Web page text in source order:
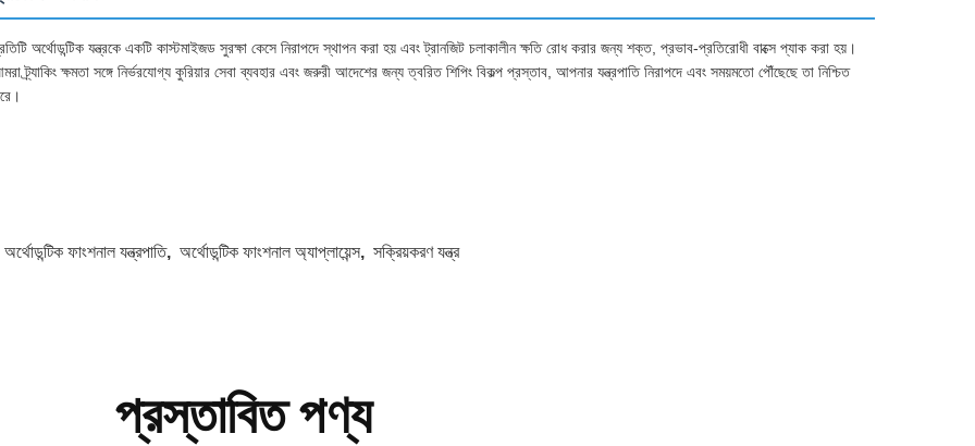
অর্থোডন্টিক যন্ত্রকে একটি কাস্টমাইজড সুরক্ষা কেসে নিরাপদে স্থাপন করা হয় এবং ট্রানজিট চলাকালীন ক্ষতি রোধ করার জন্য শক্ত, প্রভাব-প্রতিরোধী বাক্সে প্যাক করা হয়।
ট্র্যাকিং ক্ষমতা সঙ্গে নির্ভরযোগ্য কুরিয়ার সেবা ব্যবহার এবং জরুরী আদেশের জন্য ত্বরিত শিপিং বিকল্প প্রস্তাব, আপনার যন্ত্রপাতি নিরাপদে এবং সময়মতো পৌঁছেছে তা নিশ্চিত
অর্থোডন্টিক ফাংশনাল যন্ত্রপাতি, অর্থোডন্টিক ফাংশনাল অ্যাপ্লায়েন্স, সক্রিয়করণ যন্ত্র
প্রস্তাবিত পণ্য